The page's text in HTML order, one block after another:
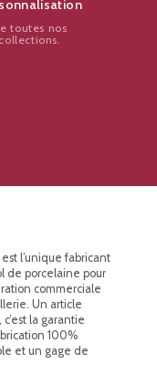
toutes nos
collections.
est l’unique fabricant
de porcelaine pour
commerciale
Un article
c’est la garantie
100%
et un gage de